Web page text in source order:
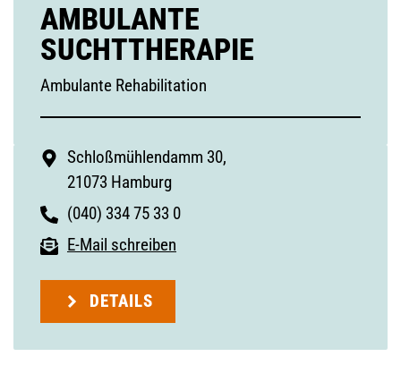
AMBULANTE
SUCHTTHERAPIE
Ambulante Rehabilitation
Schloßmühlendamm 30,
21073 Hamburg
(040) 334 75 33 0
E-Mail schreiben
DETAILS